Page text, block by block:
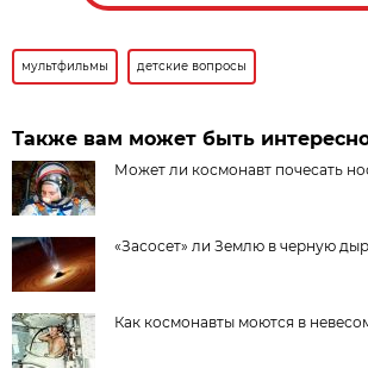
мультфильмы детские вопросы
Также вам может быть
Может ли космонавт почесать
«Засосет» ли Землю в черную
Как космонавты моются в